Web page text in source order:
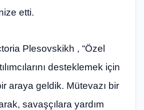
etti.
Plesovskikh , “Özel
desteklemek için
araya geldik. Mütevazı bir
savaşçılara yardım